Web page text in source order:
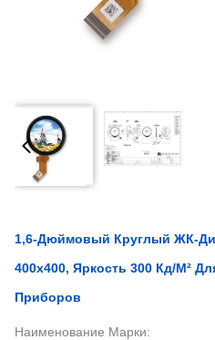
1,6-Дюймовый Круглый ЖК-
400x400, Яркость 300 Кд/м²
Приборов
Наименование Марки: